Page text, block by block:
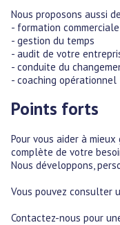
Nous proposons aussi
- formation commerciale
- gestion du temps
- audit de votre
- conduite du
- coaching opérationnel
Points forts
Pour vous aider à
complète de votre
Nous développons,
Vous pouvez consulter
Contactez-nous pour